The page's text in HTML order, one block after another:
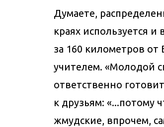
Думаете,
краях используется
за 160 километров
учителем. «Молодой
ответственно
к друзьям: «...потому
жмудские, впрочем,